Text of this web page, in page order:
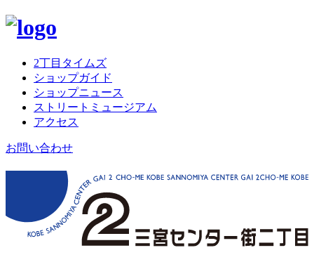
2丁目タイムズ
ショップガイド
ショップニュース
ストリートミュージアム
アクセス
お問い合わせ